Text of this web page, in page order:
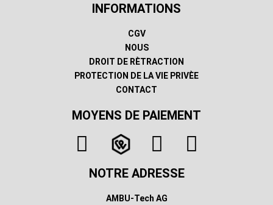
INFORMATIONS
CGV
NOUS
DROIT DE RÈTRACTION
PROTECTION DE LA VIE PRIVÈE
CONTACT
MOYENS DE PAIEMENT
NOTRE ADRESSE
AMBU-Tech AG